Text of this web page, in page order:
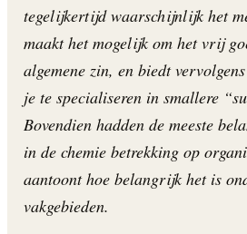
tegelijkertijd waarschijnlijk het
maakt het mogelijk om het vrij
algemene zin, en biedt
je te specialiseren in smallere
Bovendien hadden de meeste
in de chemie betrekking op
aantoont hoe belangrijk het is
vakgebieden.